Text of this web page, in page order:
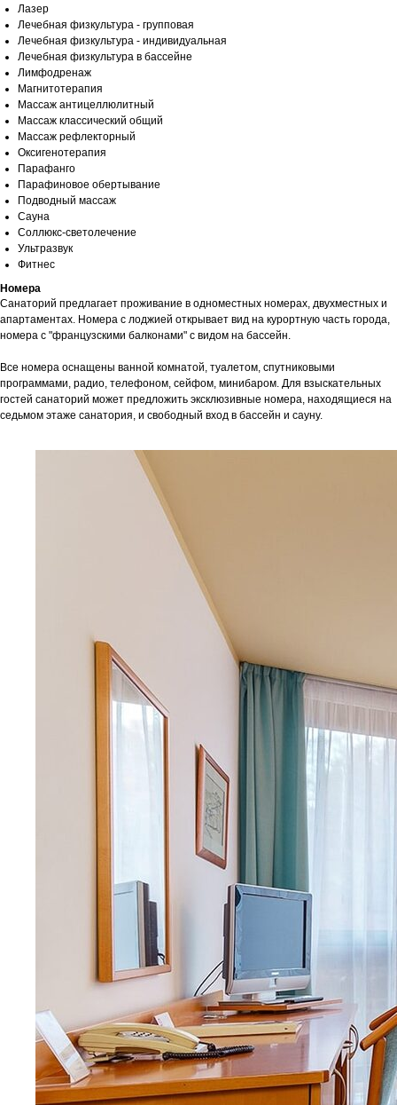
Лазер
Лечебная физкультура - групповая
Лечебная физкультура - индивидуальная
Лечебная физкультура в бассейне
Лимфодренаж
Магнитотерапия
Массаж антицеллюлитный
Массаж классический общий
Массаж рефлекторный
Оксигенотерапия
Парафанго
Парафиновое обертывание
Подводный массаж
Сауна
Соллюкс-светолечение
Ультразвук
Фитнес
Номера
Санаторий предлагает проживание в одноместных номерах, двухместных и
апартаментах. Номера с лоджией открывает вид на курортную часть города,
номера с "французскими балконами" с видом на бассейн.
Все номера оснащены ванной комнатой, туалетом, спутниковыми
программами, радио, телефоном, сейфом, минибаром. Для взыскательных
гостей санаторий может предложить эксклюзивные номера, находящиеся на
седьмом этаже санатория, и свободный вход в бассейн и сауну.